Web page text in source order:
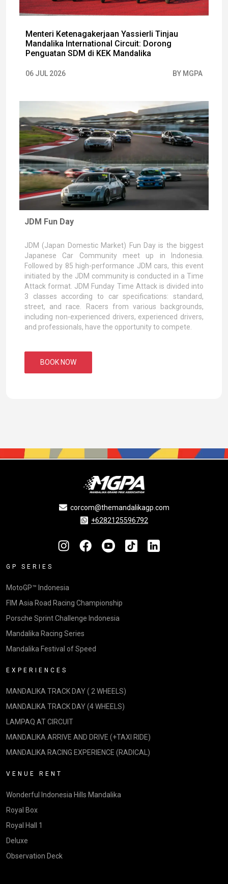
Menteri Ketenagakerjaan Yassierli Tinjau
Mandalika International Circuit: Dorong
Penguatan SDM di KEK Mandalika
06 JUL 2026 BY MGPA
JDM Fun Day
JDM (Japan Domestic Market) Fun Day is the biggest
Japanese Car Community meet up in Indonesia.
Followed by 85 high-performance JDM cars, this event
initiated by the JDM community is conducted in a Time
Attack format. JDM Funday Time Attack is divided into
3 classes according to car specifications: standard,
street, and race. Racers from various backgrounds,
including non-experienced drivers, experienced drivers,
and professionals, have the opportunity to compete.
BOOK NOW
corcom@themandalikagp.com
+6282125596792
GP SERIES
MotoGP™ Indonesia
FIM Asia Road Racing Championship
Porsche Sprint Challenge Indonesia
Mandalika Racing Series
Mandalika Festival of Speed
EXPERIENCES
MANDALIKA TRACK DAY ( 2 WHEELS)
MANDALIKA TRACK DAY (4 WHEELS)
LAMPAQ AT CIRCUIT
MANDALIKA ARRIVE AND DRIVE (+TAXI RIDE)
MANDALIKA RACING EXPERIENCE (RADICAL)
VENUE RENT
Wonderful Indonesia Hills Mandalika
Royal Box
Royal Hall 1
Deluxe
Observation Deck